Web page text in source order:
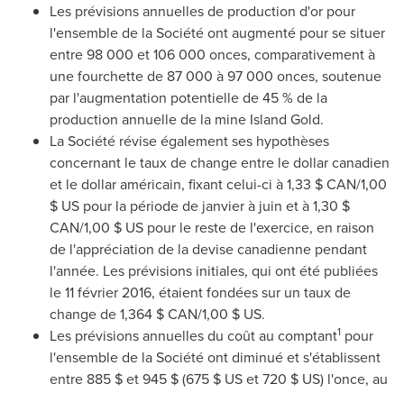
Les prévisions annuelles de production d'or pour
l'ensemble de la Société ont augmenté pour se situer
entre 98000 et106 000 onces, comparativement à
une fourchette de 87 000 à 97 000 onces, soutenue
par l'augmentation potentielle de 45 % de la
production annuelle de la mine Island Gold.
La Société révise également ses hypothèses
concernant le taux de change entre le dollar canadien
et le dollar américain, fixant celui-ci à 1,33 $ CAN/1,00
$ US pour la période de janvier à juin et à 1,30 $
CAN/1,00 $ US pour le reste de l'exercice, en raison
de l'appréciation de la devise canadienne pendant
l'année. Les prévisions initiales, qui ont été publiées
le 11 février 2016, étaient fondées sur un taux de
change de 1,364 $ CAN/1,00 $ US.
Les prévisions annuelles du coût au comptant1 pour
l'ensemble de la Société ont diminué et s'établissent
entre 885 $ et 945 $ (675 $ US et 720 $ US) l'once, au